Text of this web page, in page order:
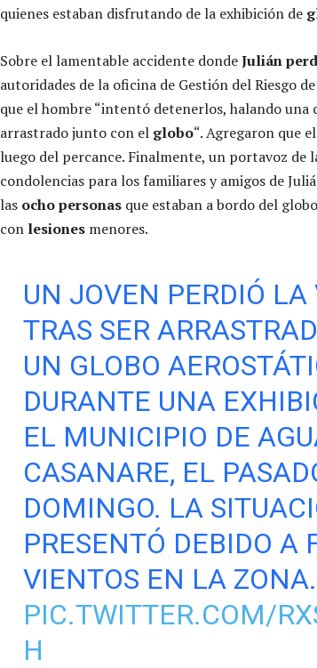
quienes estaban disfrutando de la exhibición de
Sobre el lamentable accidente dondeJulián
autoridades de la oficina de Gestión del Riesgo
que el hombre “intentó detenerlos, halando una
arrastrado junto con el globo“. Agregaron que
luego del percance. Finalmente, un portavoz de
condolencias para los familiares y amigos de
las ocho personas que estaban a bordo del
con lesiones menores.
UN JOVEN PERDIÓ LA
TRAS SER
UN GLOBO
DURANTE UNA
EL MUNICIPIO DE
CASANARE, EL
DOMINGO. LA
PRESENTÓ DEBIDO A
VIENTOS EN LA ZONA.
PIC.TWITTER.COM/
H